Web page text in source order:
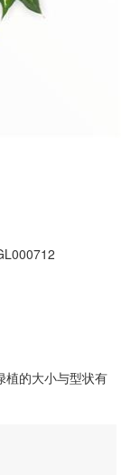
植的大小与型状有